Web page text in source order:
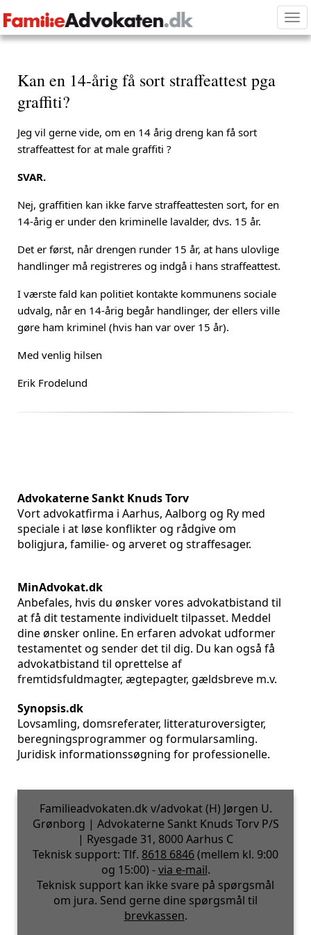
Kan en 14-årig få sort straffeattest pga
graffiti?
Jeg vil gerne vide, om en 14 årig dreng kan få sort
straffeattest for at male graffiti ?
SVAR.
Nej, graffitien kan ikke farve straffeattesten sort, for en
14-årig er under den kriminelle lavalder, dvs. 15 år.
Det er først, når drengen runder 15 år, at hans ulovlige
handlinger må registreres og indgå i hans straffeattest.
I værste fald kan politiet kontakte kommunens sociale
udvalg, når en 14-årig begår handlinger, der ellers ville
gøre ham kriminel (hvis han var over 15 år).
Med venlig hilsen
Erik Frodelund
Advokaterne Sankt Knuds Torv
Vort advokatfirma i Aarhus, Aalborg og Ry med
speciale i at løse konflikter og rådgive om
boligjura, familie- og arveret og straffesager.
MinAdvokat.dk
Anbefales, hvis du ønsker vores advokatbistand til
at få dit testamente individuelt tilpasset. Meddel
dine ønsker online. En erfaren advokat udformer
testamentet og sender det til dig. Du kan også få
advokatbistand til oprettelse af
fremtidsfuldmagter, ægtepagter, gældsbreve m.v.
Synopsis.dk
Lovsamling, domsreferater, litteraturoversigter,
beregningsprogrammer og formularsamling.
Juridisk informationssøgning for professionelle.
Familieadvokaten.dk v/advokat (H) Jørgen U.
Grønborg | Advokaterne Sankt Knuds Torv P/S
| Ryesgade 31, 8000 Aarhus C
Teknisk support: Tlf. 8618 6846(mellem kl. 9:00
og 15:00) -via e-mail.
Teknisk support kan ikke svare på spørgsmål
om jura. Send gerne dine spørgsmål til
brevkassen.